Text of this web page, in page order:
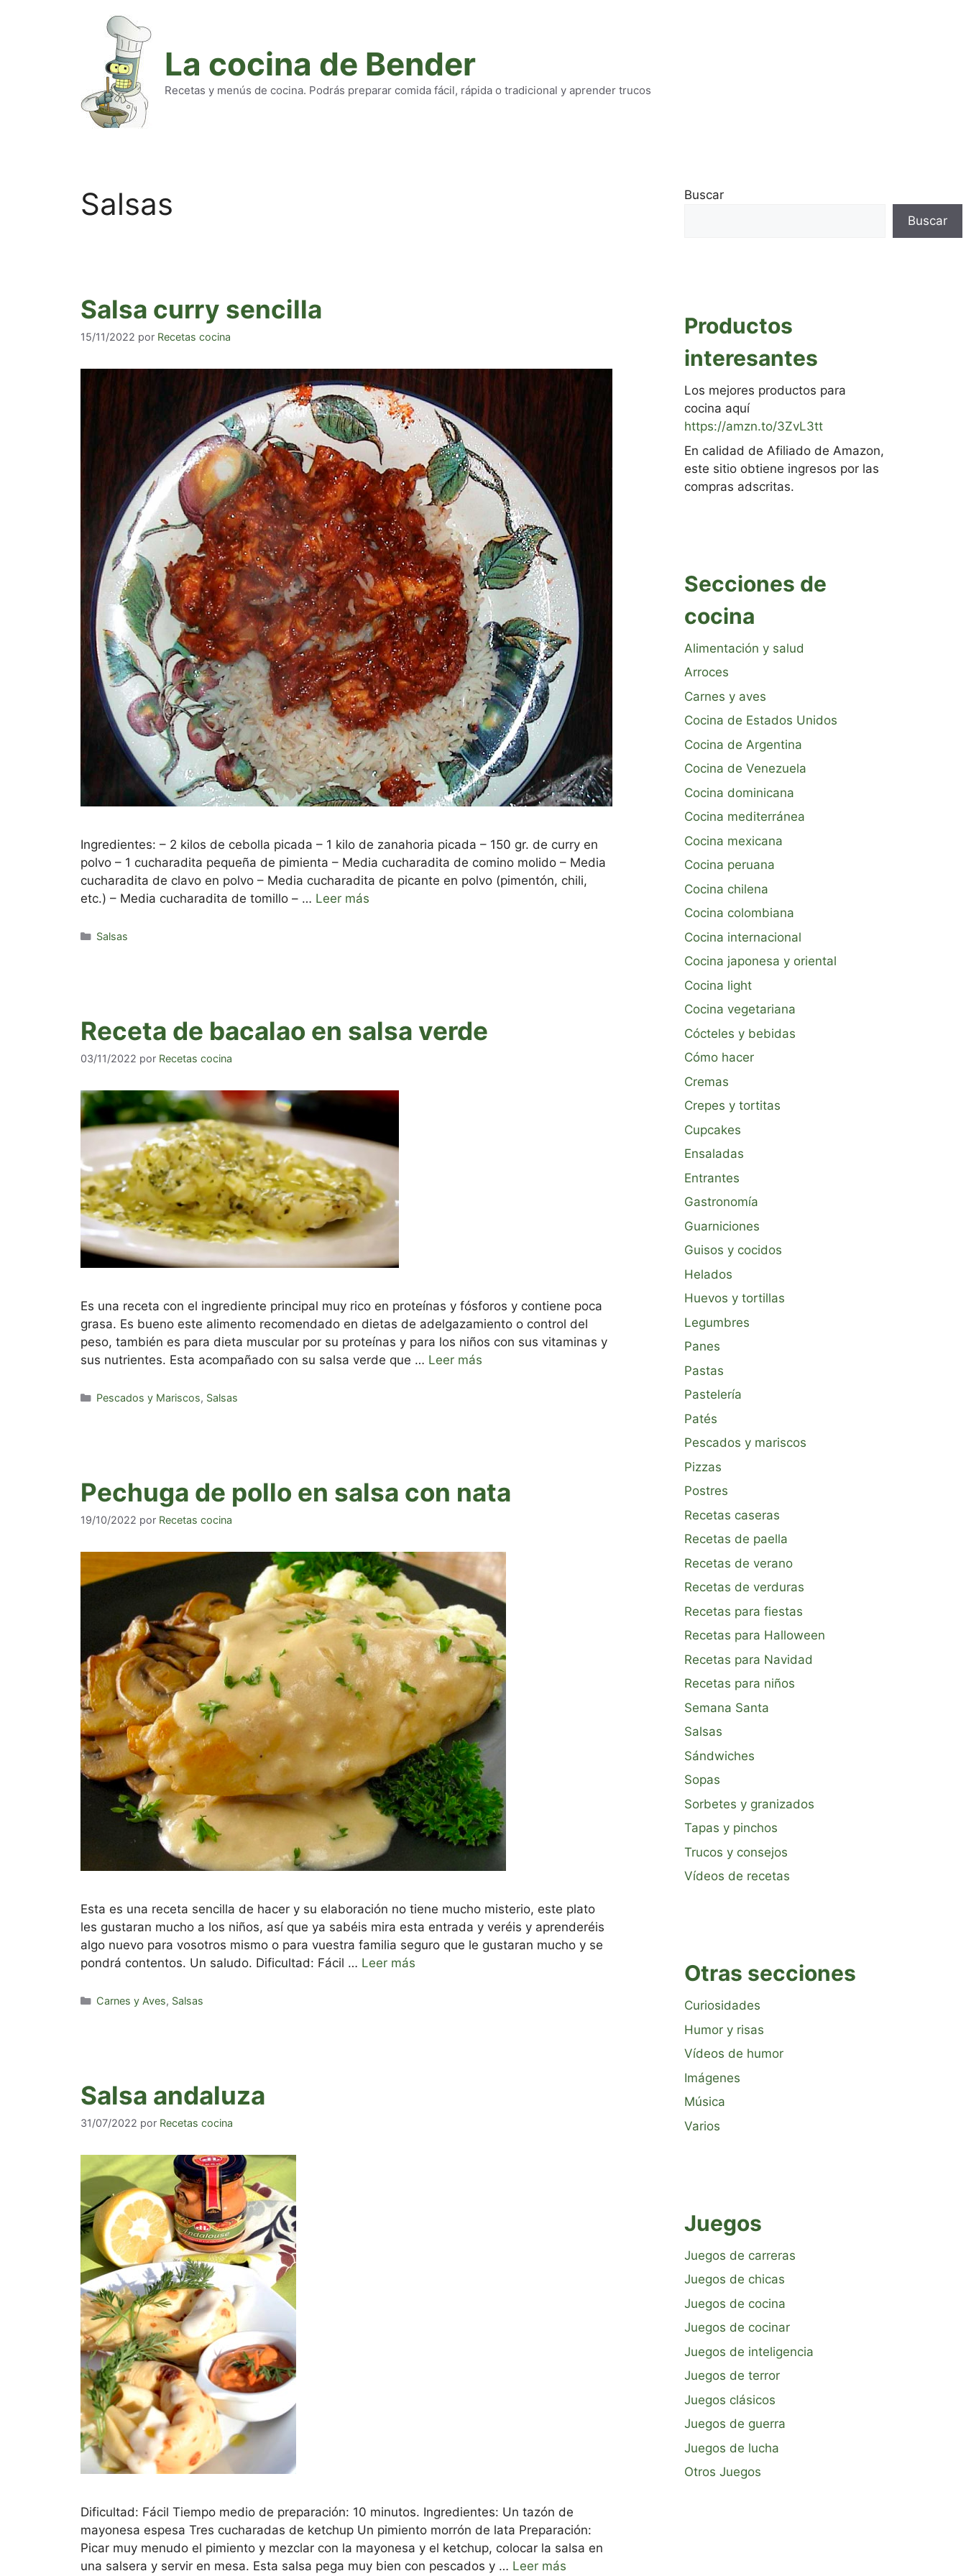
La cocina de Bender
Recetas y menús de cocina. Podrás preparar comida fácil, rápida o tradicional y aprender trucos
Salsas
Salsa curry sencilla
15/11/2022 por Recetas cocina
Ingredientes: – 2 kilos de cebolla picada – 1 kilo de zanahoria picada – 150 gr. de curry en
polvo – 1 cucharadita pequeña de pimienta – Media cucharadita de comino molido – Media
cucharadita de clavo en polvo – Media cucharadita de picante en polvo (pimentón, chili,
etc.) – Media cucharadita de tomillo – … Leer más
Categorías
Salsas
Receta de bacalao en salsa verde
03/11/2022 por Recetas cocina
Es una receta con el ingrediente principal muy rico en proteínas y fósforos y contiene poca
grasa. Es bueno este alimento recomendado en dietas de adelgazamiento o control del
peso, también es para dieta muscular por su proteínas y para los niños con sus vitaminas y
sus nutrientes. Esta acompañado con su salsa verde que … Leer más
Categorías
Pescados y Mariscos, Salsas
Pechuga de pollo en salsa con nata
19/10/2022 por Recetas cocina
Esta es una receta sencilla de hacer y su elaboración no tiene mucho misterio, este plato
les gustaran mucho a los niños, así que ya sabéis mira esta entrada y veréis y aprenderéis
algo nuevo para vosotros mismo o para vuestra familia seguro que le gustaran mucho y se
pondrá contentos. Un saludo. Dificultad: Fácil … Leer más
Categorías
Carnes y Aves, Salsas
Salsa andaluza
31/07/2022 por Recetas cocina
Dificultad: Fácil Tiempo medio de preparación: 10 minutos. Ingredientes: Un tazón de
mayonesa espesa Tres cucharadas de ketchup Un pimiento morrón de lata Preparación:
Picar muy menudo el pimiento y mezclar con la mayonesa y el ketchup, colocar la salsa en
una salsera y servir en mesa. Esta salsa pega muy bien con pescados y … Leer más
Buscar
Buscar
Productos
interesantes
Los mejores productos para
cocina aquí
https://amzn.to/3ZvL3tt
En calidad de Afiliado de Amazon,
este sitio obtiene ingresos por las
compras adscritas.
Secciones de
cocina
Alimentación y salud
Arroces
Carnes y aves
Cocina de Estados Unidos
Cocina de Argentina
Cocina de Venezuela
Cocina dominicana
Cocina mediterránea
Cocina mexicana
Cocina peruana
Cocina chilena
Cocina colombiana
Cocina internacional
Cocina japonesa y oriental
Cocina light
Cocina vegetariana
Cócteles y bebidas
Cómo hacer
Cremas
Crepes y tortitas
Cupcakes
Ensaladas
Entrantes
Gastronomía
Guarniciones
Guisos y cocidos
Helados
Huevos y tortillas
Legumbres
Panes
Pastas
Pastelería
Patés
Pescados y mariscos
Pizzas
Postres
Recetas caseras
Recetas de paella
Recetas de verano
Recetas de verduras
Recetas para fiestas
Recetas para Halloween
Recetas para Navidad
Recetas para niños
Semana Santa
Salsas
Sándwiches
Sopas
Sorbetes y granizados
Tapas y pinchos
Trucos y consejos
Vídeos de recetas
Otras secciones
Curiosidades
Humor y risas
Vídeos de humor
Imágenes
Música
Varios
Juegos
Juegos de carreras
Juegos de chicas
Juegos de cocina
Juegos de cocinar
Juegos de inteligencia
Juegos de terror
Juegos clásicos
Juegos de guerra
Juegos de lucha
Otros Juegos